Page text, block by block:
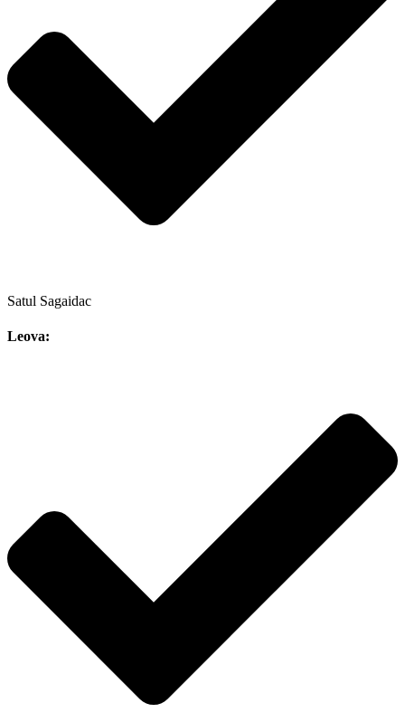
Satul Sagaidac
Leova: